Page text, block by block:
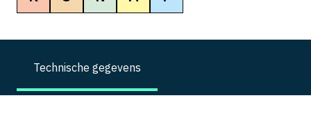
Technische gegevens